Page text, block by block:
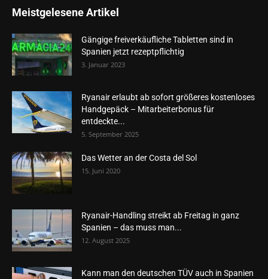
Meistgelesene Artikel
Gängige freiverkäufliche Tabletten sind in
Spanien jetzt rezeptpflichtig
3. Januar 2023
Ryanair erlaubt ab sofort größeres kostenloses
Handgepäck – Mitarbeiterbonus für
entdeckte...
5. September 2025
Das Wetter an der Costa del Sol
15. Juni 2020
Ryanair-Handling streikt ab Freitag in ganz
Spanien – das muss man...
12. August 2025
Kann man den deutschen TÜV auch in Spanien